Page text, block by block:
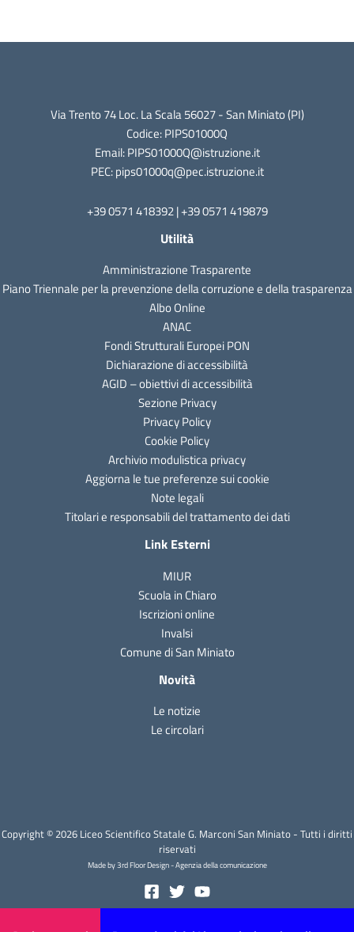
Via Trento 74 Loc. La Scala 56027 - San Miniato (PI)
Codice: PIPS01000Q
Email: PIPS01000Q@istruzione.it
PEC: pips01000q@pec.istruzione.it
+39 0571 418392 | +39 0571 419879
Utilità
Amministrazione Trasparente
Piano Triennale per la prevenzione della corruzione e della trasparenza
Albo Online
ANAC
Fondi Strutturali Europei PON
Dichiarazione di accessibilità
AGID – obiettivi di accessibilità
Sezione Privacy
Privacy Policy
Cookie Policy
Archivio modulistica privacy
Aggiorna le tue preferenze sui cookie
Note legali
Titolari e responsabili del trattamento dei dati
Link Esterni
MIUR
Scuola in Chiaro
Iscrizioni online
Invalsi
Comune di San Miniato
Novità
Le notizie
Le circolari
Copyright © 2026 Liceo Scientifico Statale G. Marconi San Miniato - Tutti i diritti
riservati
Made by 3rd Floor Design - Agenzia della comunicazione